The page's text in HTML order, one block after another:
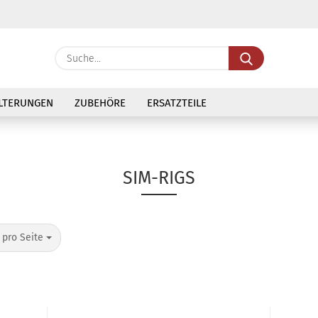
Sprache
Suche...
ZUBEHÖRE ERSATZTEILE
SIM-RIGS
pro Seite
Seite